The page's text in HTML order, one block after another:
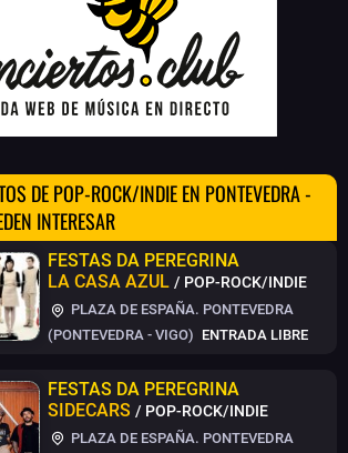
DE POP-ROCK/INDIE EN PONTEVEDRA -
INTERESAR
FESTAS DA PEREGRINA
LA CASA AZUL / POP-ROCK/INDIE
PLAZA DE ESPAÑA. PONTEVEDRA
(PONTEVEDRA - VIGO) ENTRADA LIBRE
FESTAS DA PEREGRINA
SIDECARS / POP-ROCK/INDIE
PLAZA DE ESPAÑA. PONTEVEDRA